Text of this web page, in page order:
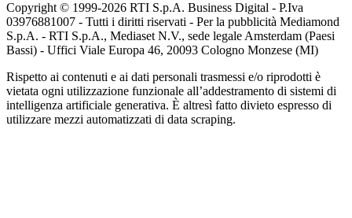
Copyright © 1999-2026 RTI S.p.A. Business Digital - P.Iva
03976881007 - Tutti i diritti riservati - Per la pubblicità Mediamond
S.p.A. - RTI S.p.A., Mediaset N.V., sede legale Amsterdam (Paesi
Bassi) - Uffici Viale Europa 46, 20093 Cologno Monzese (MI)
Rispetto ai contenuti e ai dati personali trasmessi e/o riprodotti è
vietata ogni utilizzazione funzionale all’addestramento di sistemi di
intelligenza artificiale generativa. È altresì fatto divieto espresso di
utilizzare mezzi automatizzati di data scraping.